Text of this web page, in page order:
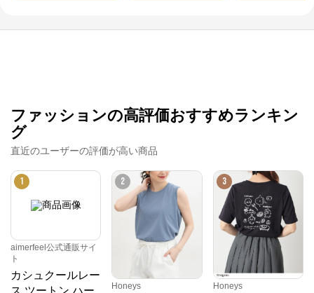
ファッションの高評価おすすめランキン
グ
直近のユーザーの評価が高い商品
1
aimerfeel公式通販サイ
ト
カシュクールレー
ス ツートン ハー
2
Honeys
3
Honeys